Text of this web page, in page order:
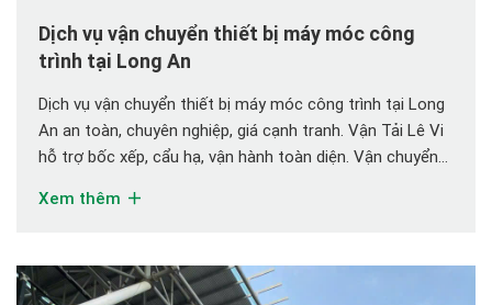
Dịch vụ vận chuyển thiết bị máy móc công
trình tại Long An
Dịch vụ vận chuyển thiết bị máy móc công trình tại Long
An an toàn, chuyên nghiệp, giá cạnh tranh. Vận Tải Lê Vi
hỗ trợ bốc xếp, cẩu hạ, vận hành toàn diện. Vận chuyển
chóng Nhu cầu vận chuyển thiết […]
Xem thêm